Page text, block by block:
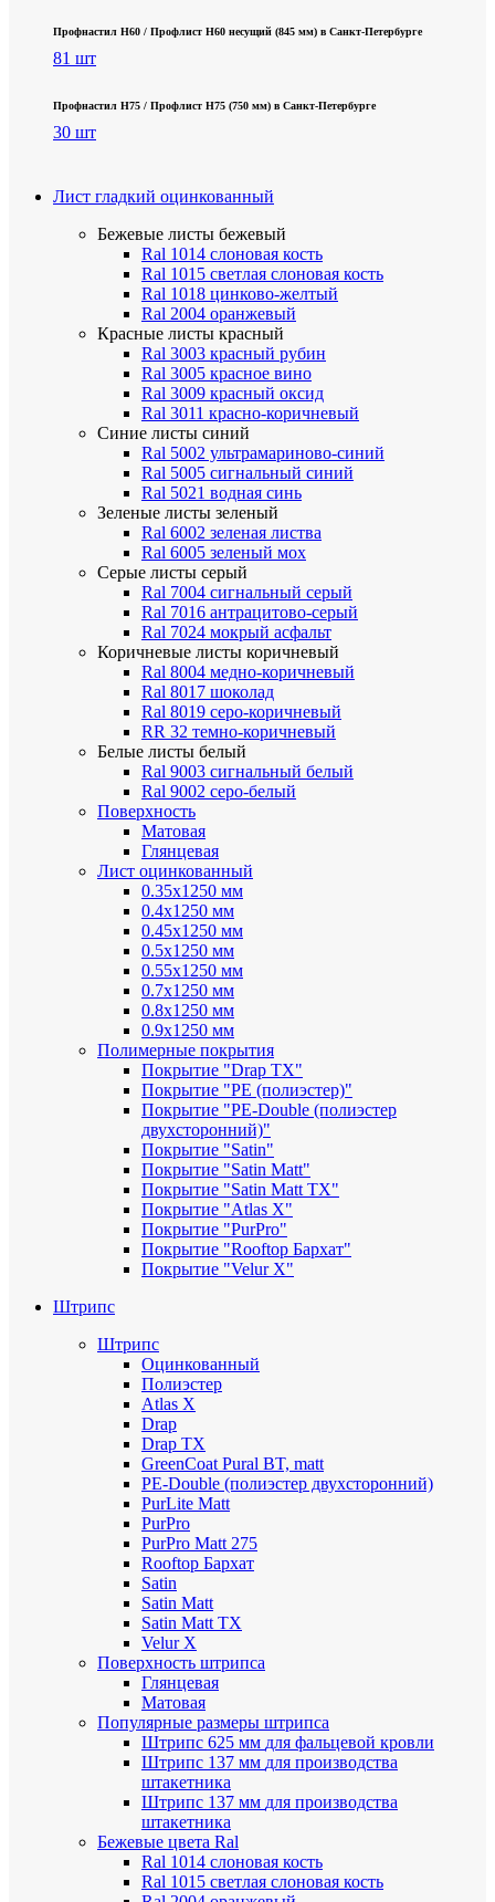
Профнастил Н60 / Профлист Н60 несущий (845 мм) в Санкт-Петербурге
81 шт
Профнастил Н75 / Профлист Н75 (750 мм) в Санкт-Петербурге
30 шт
Лист гладкий оцинкованный
Бежевые листы бежевый
Ral 1014 слоновая кость
Ral 1015 светлая слоновая кость
Ral 1018 цинково-желтый
Ral 2004 оранжевый
Красные листы красный
Ral 3003 красный рубин
Ral 3005 красное вино
Ral 3009 красный оксид
Ral 3011 красно-коричневый
Синие листы синий
Ral 5002 ультрамариново-синий
Ral 5005 сигнальный синий
Ral 5021 водная синь
Зеленые листы зеленый
Ral 6002 зеленая листва
Ral 6005 зеленый мох
Серые листы серый
Ral 7004 сигнальный серый
Ral 7016 антрацитово-серый
Ral 7024 мокрый асфальт
Коричневые листы коричневый
Ral 8004 медно-коричневый
Ral 8017 шоколад
Ral 8019 серо-коричневый
RR 32 темно-коричневый
Белые листы белый
Ral 9003 сигнальный белый
Ral 9002 серо-белый
Поверхность
Матовая
Глянцевая
Лист оцинкованный
0.35х1250 мм
0.4х1250 мм
0.45х1250 мм
0.5х1250 мм
0.55х1250 мм
0.7х1250 мм
0.8х1250 мм
0.9х1250 мм
Полимерные покрытия
Покрытие "Drap TX"
Покрытие "PE (полиэстер)"
Покрытие "PE-Double (полиэстер
двухсторонний)"
Покрытие "Satin"
Покрытие "Satin Мatt"
Покрытие "Satin Matt TX"
Покрытие "Atlas X"
Покрытие "PurPro"
Покрытие "Rooftop Бархат"
Покрытие "Velur X"
Штрипс
Штрипс
Оцинкованный
Полиэстер
Atlas X
Drap
Drap TX
GreenCoat Pural BT, matt
PE-Double (полиэстер двухсторонний)
PurLite Мatt
PurPro
PurPro Matt 275
Rooftop Бархат
Satin
Satin Мatt
Satin Matt TX
Velur X
Поверхность штрипса
Глянцевая
Матовая
Популярные размеры штрипса
Штрипс 625 мм для фальцевой кровли
Штрипс 137 мм для производства
штакетника
Штрипс 137 мм для производства
штакетника
Бежевые цвета Ral
Ral 1014 слоновая кость
Ral 1015 светлая слоновая кость